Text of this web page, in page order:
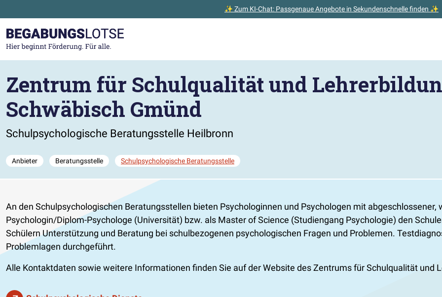
✨ Zum KI-Chat: Passgenaue Angebote in Sekundenschnelle finden ✨
Zur Startseite gehen
Zentrum für Schulqualität und
Schwäbisch Gmünd
Schulpsychologische Beratungsstelle Heilbronn
Anbieter Beratungsstelle Schulpsychologische Beratungsstelle
An den Schulpsychologischen Beratungsstellen bieten Psychologinnen und Psychologen mit
Psychologin/Diplom-Psychologe (Universität) bzw. als Master of Science (Studiengang Psychologie) den
Schülern Unterstützung und Beratung bei schulbezogenen psychologischen Fragen und Problemen.
Problemlagen durchgeführt.
Alle Kontaktdaten sowie weitere Informationen finden Sie auf der Website des Zentrums für Schulqualität und